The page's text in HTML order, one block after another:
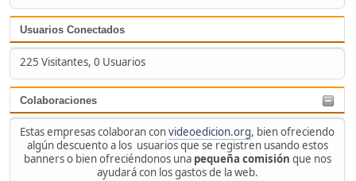
Usuarios Conectados
225 Visitantes, 0 Usuarios
Colaboraciones
Estas empresas colaboran convideoedicion.org, bien ofreciendo
algún descuento a los usuarios que se registren usando estos
banners o bien ofreciéndonos una pequeña comisión que nos
ayudará con los gastos de la web.